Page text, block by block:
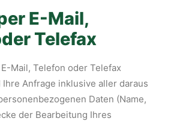
E-Mail,
Telefax
Mail, Telefon oder Telefax
Anfrage inklusive aller daraus
Daten (Name,
der Bearbeitung Ihres